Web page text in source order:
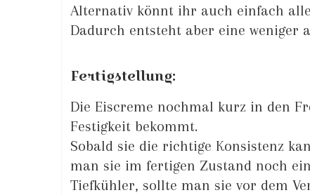
Alternativ könnt ihr auch einfach
Dadurch entsteht aber eine weniger
Fertigstellung:
Die Eiscreme nochmal kurz in den
Festigkeit bekommt.
Sobald sie die richtige Konsistenz
man sie im fertigen Zustand noch
Tiefkühler, sollte man sie vor dem